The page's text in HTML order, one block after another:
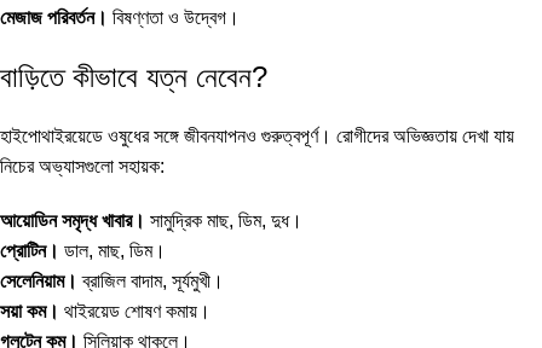
মেজাজ পরিবর্তন। বিষণ্ণতা ও উদ্বেগ।
বাড়িতে কীভাবে যত্ন নেবেন?
হাইপোথাইরয়েডে ওষুধের সঙ্গে জীবনযাপনও গুরুত্বপূর্ণ। রোগীদের অভিজ্ঞতায় দেখা যায়
নিচের অভ্যাসগুলো সহায়ক:
আয়োডিন সমৃদ্ধ খাবার। সামুদ্রিক মাছ, ডিম, দুধ।
প্রোটিন। ডাল, মাছ, ডিম।
সেলেনিয়াম। ব্রাজিল বাদাম, সূর্যমুখী।
সয়া কম। থাইরয়েড শোষণ কমায়।
গ্লুটেন কম। সিলিয়াক থাকলে।